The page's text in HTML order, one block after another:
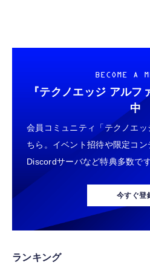
Split Fiction スプ
￥4,281
STEINS;GATE
DLC「
ト」 同梱 - PS5
￥6,365
用 折りたたみ式
iPhone16 15 等対
￥1,058
エレコム 充電器
対応 1ポート PSE
み式プラグ ホワ
応】 EC-
￥790
エレコム 充電器
USB PD対応 PPS
み式プラグ ホワイ
￥949
タイプc 寝ホンイ
睡眠用イヤホン 【
iPhone 15/16/17対
迫されない ソフト
超小型 外部ノイ
イク付き 安眠 仕
￥2,199
Lightning to
MFi認証 【ハイレ
し 48ビット/
BECOME A
『テクノエッジ アルフ
中
会員コミュニティ「テクノエッ
ちら。イベント招待や限定コン
Discordサーバなど特典多数で
今すぐ登
ランキング